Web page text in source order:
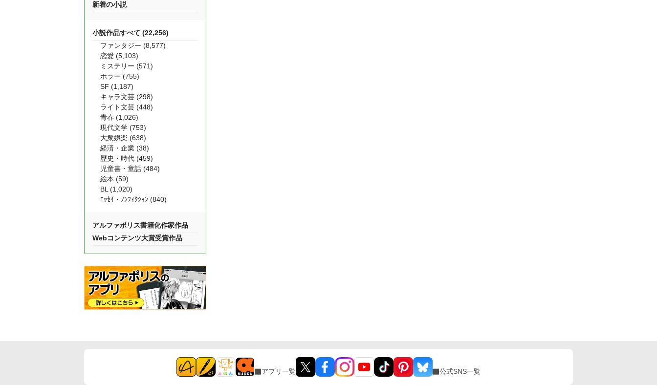
新着の小説
小説作品すべて (22,256)
ファンタジー (8,577)
恋愛 (5,103)
ミステリー (571)
ホラー (755)
SF (1,187)
キャラ文芸 (298)
ライト文芸 (448)
青春 (1,026)
現代文学 (753)
大衆娯楽 (638)
経済・企業 (38)
歴史・時代 (459)
児童書・童話 (484)
絵本 (59)
BL (1,020)
ｴｯｾｲ・ﾉﾝﾌｨｸｼｮﾝ (840)
アルファポリス書籍化作家作品
Webコンテンツ大賞受賞作品
アプリ一覧 公式SNS一覧